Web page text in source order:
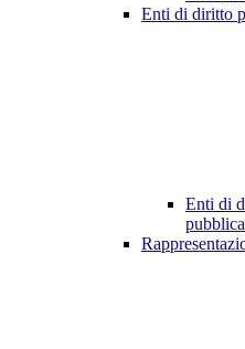
Enti di diritto
Enti di